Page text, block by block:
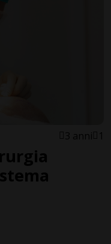
3 anni 1